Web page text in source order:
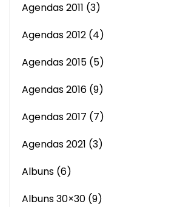
Agendas 2011 (3)
Agendas 2012 (4)
Agendas 2015 (5)
Agendas 2016 (9)
Agendas 2017 (7)
Agendas 2021 (3)
Albuns (6)
Albuns 30×30 (9)